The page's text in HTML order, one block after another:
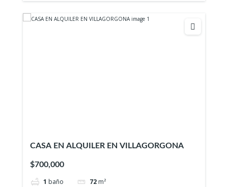
CASA EN ALQUILER EN VILLAGORGONA
$700,000
1 baño 72 m²